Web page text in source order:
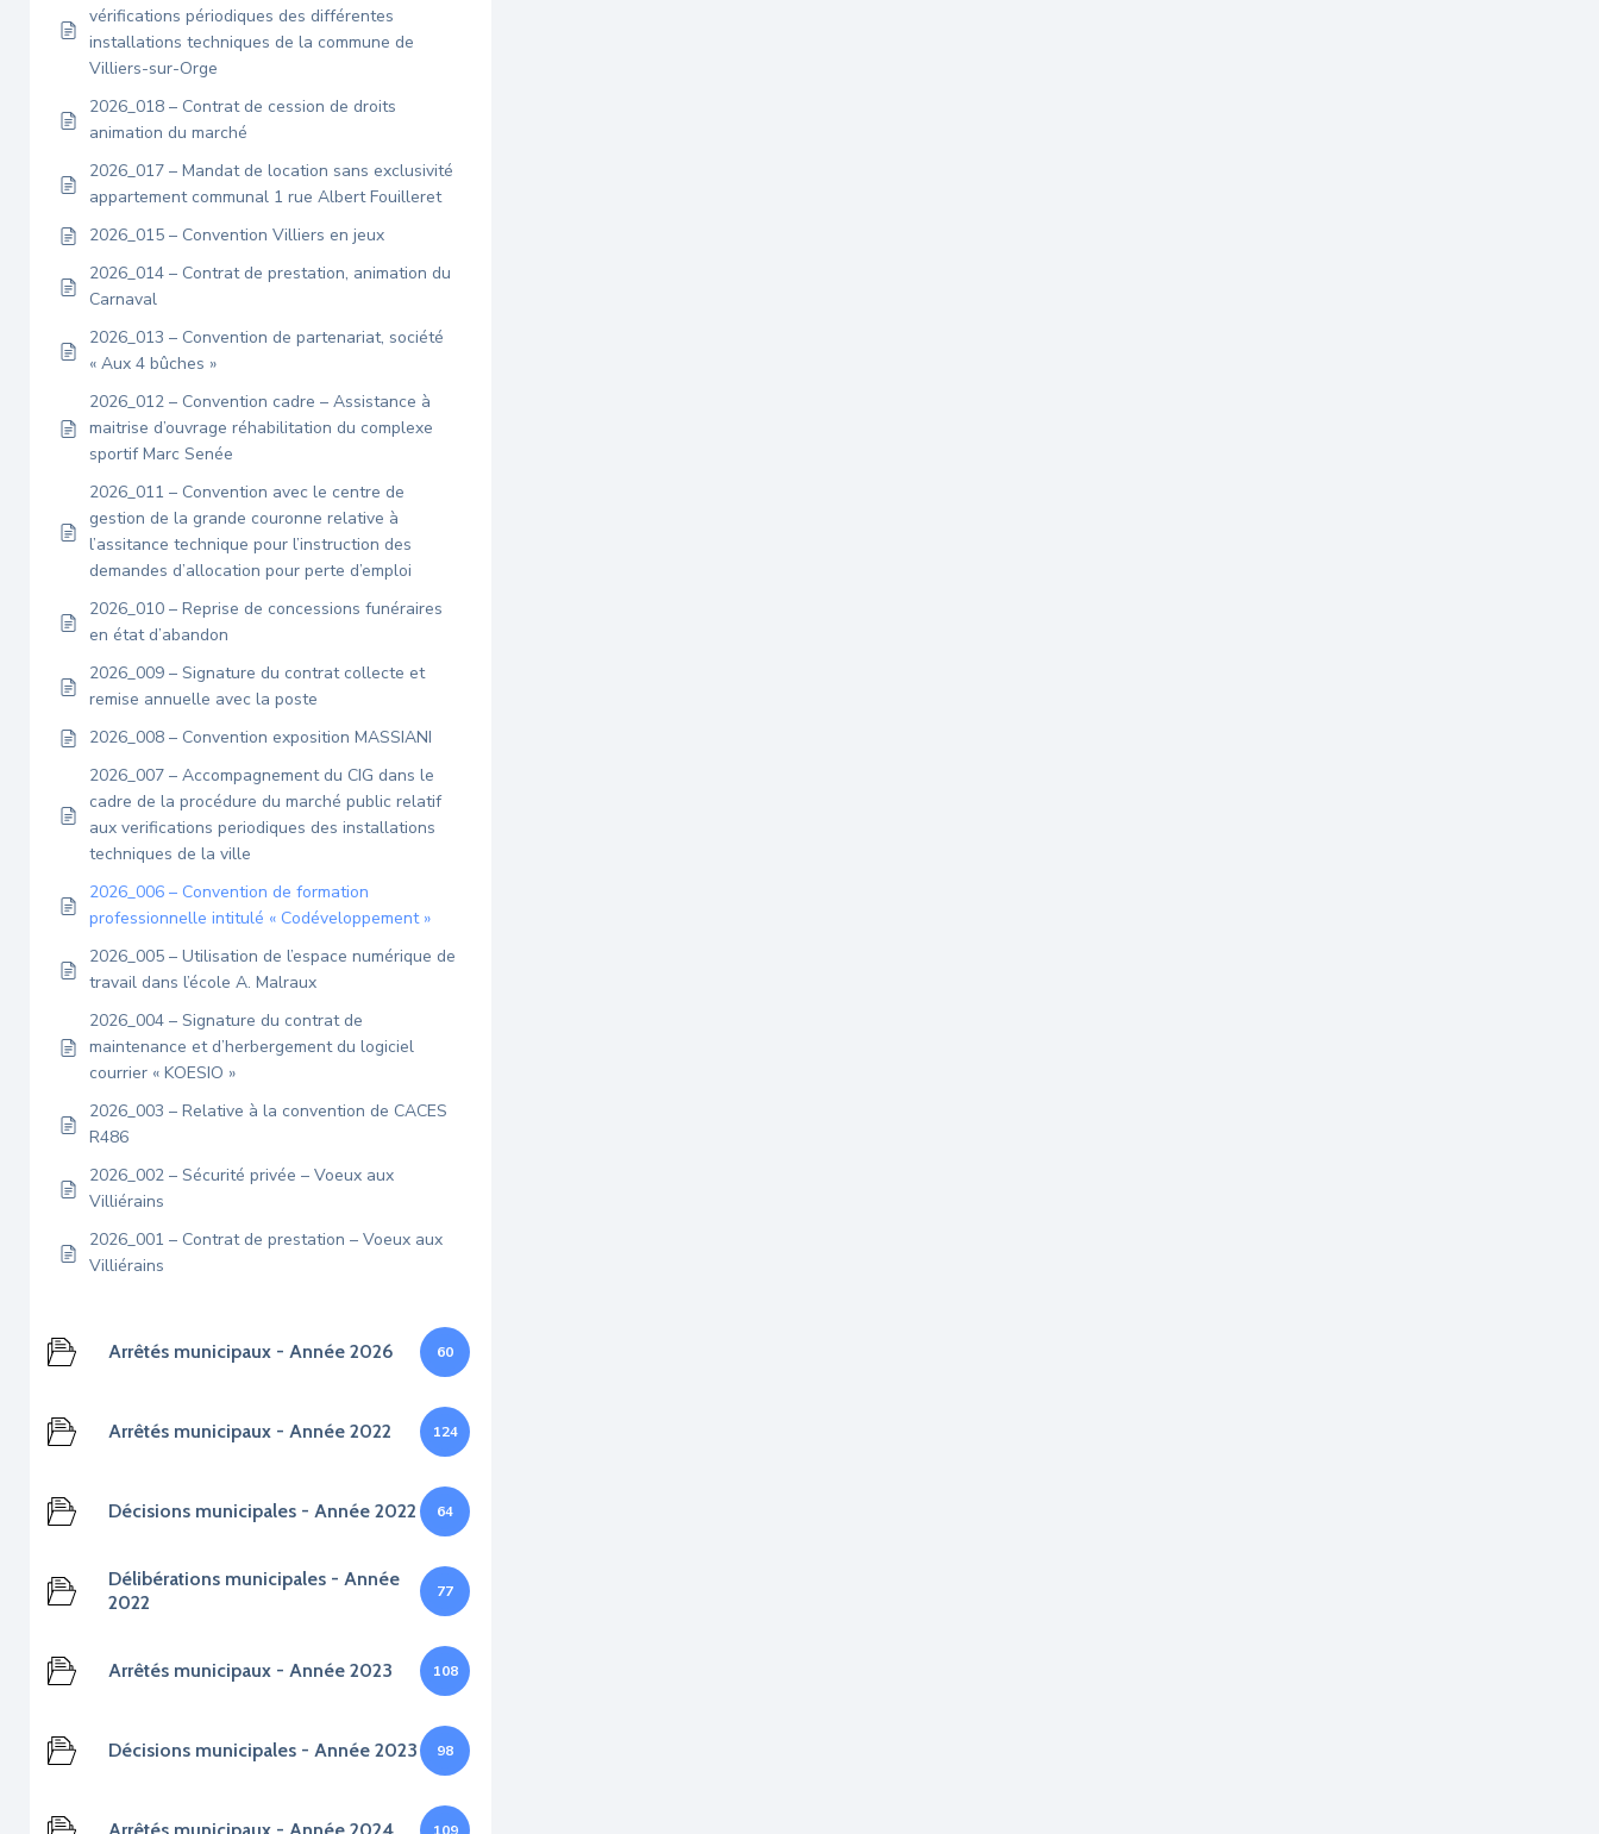
vérifications périodiques des différentes
installations techniques de la commune de
Villiers-sur-Orge
2026_018 – Contrat de cession de droits
animation du marché
2026_017 – Mandat de location sans exclusivité
appartement communal 1 rue Albert Fouilleret
2026_015 – Convention Villiers en jeux
2026_014 – Contrat de prestation, animation du
Carnaval
2026_013 – Convention de partenariat, société
« Aux 4 bûches »
2026_012 – Convention cadre – Assistance à
maitrise d’ouvrage réhabilitation du complexe
sportif Marc Senée
2026_011 – Convention avec le centre de
gestion de la grande couronne relative à
l’assitance technique pour l’instruction des
demandes d’allocation pour perte d’emploi
2026_010 – Reprise de concessions funéraires
en état d’abandon
2026_009 – Signature du contrat collecte et
remise annuelle avec la poste
2026_008 – Convention exposition MASSIANI
2026_007 – Accompagnement du CIG dans le
cadre de la procédure du marché public relatif
aux verifications periodiques des installations
techniques de la ville
2026_006 – Convention de formation
professionnelle intitulé « Codéveloppement »
2026_005 – Utilisation de l’espace numérique de
travail dans l’école A. Malraux
2026_004 – Signature du contrat de
maintenance et d’herbergement du logiciel
courrier « KOESIO »
2026_003 – Relative à la convention de CACES
R486
2026_002 – Sécurité privée – Voeux aux
Villiérains
2026_001 – Contrat de prestation – Voeux aux
Villiérains
Arrêtés municipaux - Année 2026 60
Arrêtés municipaux - Année 2022 124
Décisions municipales - Année 2022 64
Délibérations municipales - Année
2022
77
Arrêtés municipaux - Année 2023 108
Décisions municipales - Année 2023 98